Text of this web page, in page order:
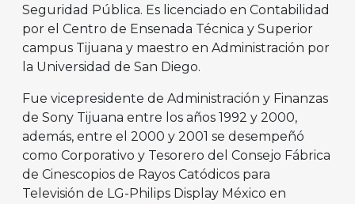
Seguridad Pública. Es licenciado en Contabilidad
por el Centro de Ensenada Técnica y Superior
campus Tijuana y maestro en Administración por
la Universidad de San Diego.
Fue vicepresidente de Administración y Finanzas
de Sony Tijuana entre los años 1992 y 2000,
además, entre el 2000 y 2001 se desempeñó
como Corporativo y Tesorero del Consejo Fábrica
de Cinescopios de Rayos Catódicos para
Televisión de LG-Philips Display México en